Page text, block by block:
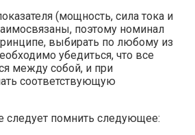
(мощность, сила тока и
поэтому номинал
выбирать по любому из
убедиться, что все
между собой, и при
соответствующую
следует помнить следующее: